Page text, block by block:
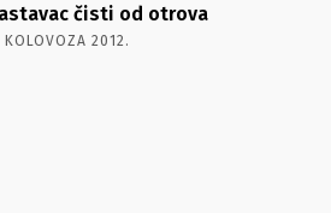
čisti od otrova
KOLOVOZA 2012.